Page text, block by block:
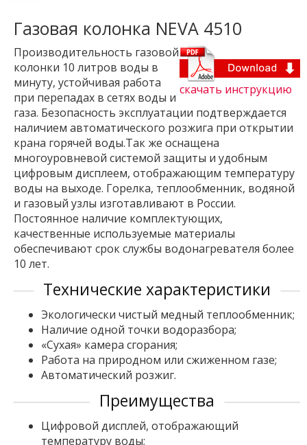
Газовая колонка NEVA 4510
скачать инструкцию
Производительность газовой
колонки 10 литров воды в
минуту, устойчивая работа
при перепадах в сетях воды и
газа. Безопасность эксплуатации подтверждается
наличием автоматического розжига при открытии
крана горячей воды.Так же оснащена
многоуровневой системой защиты и удобным
цифровым дисплеем, отображающим температуру
воды на выходе. Горелка, теплообменник, водяной
и газовый узлы изготавливают в России.
Постоянное наличие комплектующих,
качественные используемые материалы
обеспечивают срок службы водонагревателя более
10 лет.
Технические характеристики
Экологически чистый медный теплообменник;
Наличие одной точки водоразбора;
«Сухая» камера сгорания;
Работа на природном или сжиженном газе;
Автоматический розжиг.
Преимущества
Цифровой дисплей, отображающий
температуру воды;